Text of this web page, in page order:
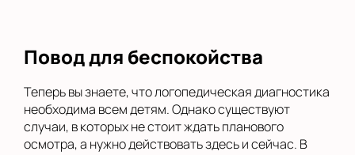
Повод для беспокойства
Теперь вы знаете, что логопедическая диагностика
необходима всем детям. Однако существуют
случаи, в которых не стоит ждать планового
осмотра, а нужно действовать здесь и сейчас. В